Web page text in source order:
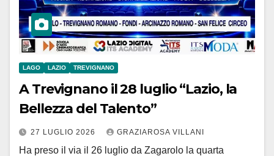
LAGO LAZIO TREVIGNANO
A Trevignano il 28 luglio “Lazio, la
Bellezza del Talento”
27 LUGLIO 2026 GRAZIAROSA VILLANI
Ha preso il via il 26 luglio da Zagarolo la quarta